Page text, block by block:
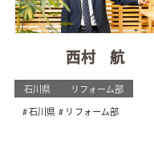
西村 航
石川県 リフォーム部
石川県 リフォーム部